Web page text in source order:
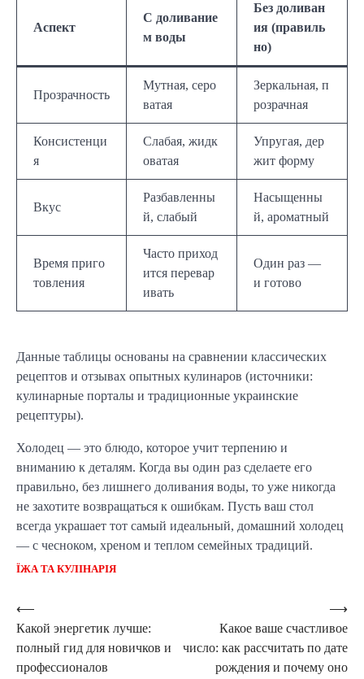
Аспект
С доливание
м воды
Без доливан
ия (правиль
но)
Прозрачность
Мутная, серо
ватая
Зеркальная, п
розрачная
Консистенци
я
Слабая, жидк
оватая
Упругая, дер
жит форму
Вкус
Разбавленны
й, слабый
Насыщенны
й, ароматный
Время приго
товления
Часто приход
ится перевар
ивать
Один раз —
и готово
Данные таблицы основаны на сравнении классических
рецептов и отзывах опытных кулинаров (источники:
кулинарные порталы и традиционные украинские
рецептуры).
Холодец — это блюдо, которое учит терпению и
вниманию к деталям. Когда вы один раз сделаете его
правильно, без лишнего доливания воды, то уже никогда
не захотите возвращаться к ошибкам. Пусть ваш стол
всегда украшает тот самый идеальный, домашний холодец
— с чесноком, хреном и теплом семейных традиций.
ЇЖА ТА КУЛІНАРІЯ
Навигация
по
записям
⟵
Какой энергетик лучше:
полный гид для новичков и
профессионалов
Какое ваше счастливое
число: как рассчитать по дате
рождения и почему оно
⟶